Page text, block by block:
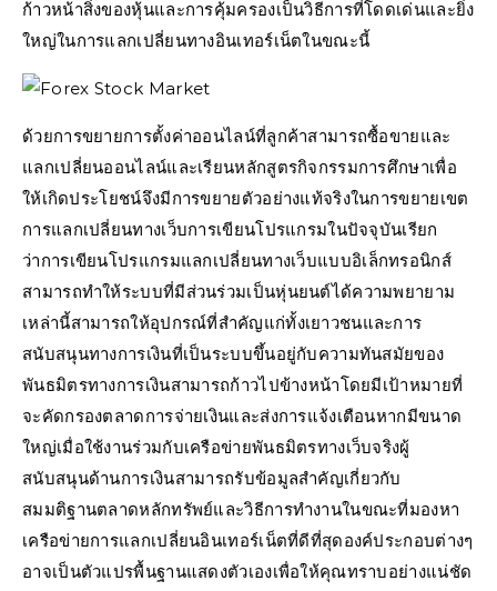
ก้าวหน้าสิ่งของหุ้นและการคุ้มครองเป็นวิธีการที่โดดเด่นและยิ่ง
ใหญ่ในการแลกเปลี่ยนทางอินเทอร์เน็ตในขณะนี้
ด้วยการขยายการตั้งค่าออนไลน์ที่ลูกค้าสามารถซื้อขายและ
แลกเปลี่ยนออนไลน์และเรียนหลักสูตรกิจกรรมการศึกษาเพื่อ
ให้เกิดประโยชน์จึงมีการขยายตัวอย่างแท้จริงในการขยายเขต
การแลกเปลี่ยนทางเว็บการเขียนโปรแกรมในปัจจุบันเรียก
ว่าการเขียนโปรแกรมแลกเปลี่ยนทางเว็บแบบอิเล็กทรอนิกส์
สามารถทำให้ระบบที่มีส่วนร่วมเป็นหุ่นยนต์ได้ความพยายาม
เหล่านี้สามารถให้อุปกรณ์ที่สำคัญแก่ทั้งเยาวชนและการ
สนับสนุนทางการเงินที่เป็นระบบขึ้นอยู่กับความทันสมัยของ
พันธมิตรทางการเงินสามารถก้าวไปข้างหน้าโดยมีเป้าหมายที่
จะคัดกรองตลาดการจ่ายเงินและส่งการแจ้งเตือนหากมีขนาด
ใหญ่เมื่อใช้งานร่วมกับเครือข่ายพันธมิตรทางเว็บจริงผู้
สนับสนุนด้านการเงินสามารถรับข้อมูลสำคัญเกี่ยวกับ
สมมติฐานตลาดหลักทรัพย์และวิธีการทำงานในขณะที่มองหา
เครือข่ายการแลกเปลี่ยนอินเทอร์เน็ตที่ดีที่สุดองค์ประกอบต่างๆ
อาจเป็นตัวแปรพื้นฐานแสดงตัวเองเพื่อให้คุณทราบอย่างแน่ชัด